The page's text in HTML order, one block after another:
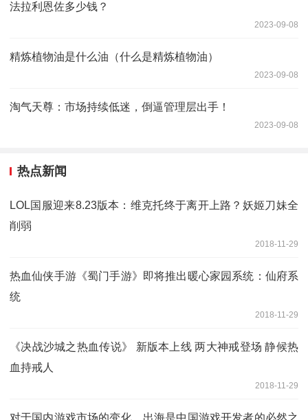
法拉利恩佐多少钱？
2023-09-08
精炼植物油是什么油（什么是精炼植物油）
2023-09-08
淘气天尊：市场持续低迷，倒逼管理层出手！
2023-09-08
热点新闻
LOL国服迎来8.23版本：维克托终于离开上路？妖姬刀妹全
削弱
2018-11-29
热血仙侠手游《蜀门手游》即将推出暖心家园系统：仙府系
统
2018-11-29
《决战沙城之热血传说》 新版本上线 两大神戒登场 静候热
血持戒人
2018-11-29
对于国内游戏市场的变化，出海是中国游戏开发者的必然之